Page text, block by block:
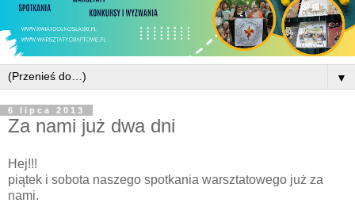
▼
6 lipca 2013
Za nami już dwa dni
Hej!!!
piątek i sobota naszego spotkania warsztatowego już za
nami.